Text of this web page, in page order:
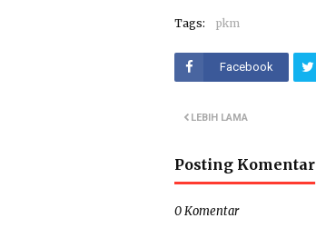
Tags: pkm
Facebook
LEBIH LAMA
Posting Komentar
0 Komentar